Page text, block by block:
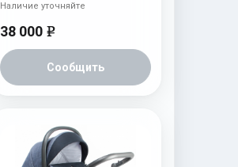
38 000 e
Сообщить
Наличие уточняйте